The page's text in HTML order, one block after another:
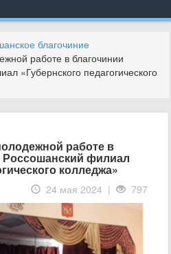
благочиние
работе в благочинии
«Губернского педагогического
работе в
Россошанский филиал
колледжа»
24 мая 2024 | 797